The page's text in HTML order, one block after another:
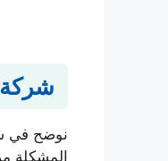
نوضح في
المشكلة